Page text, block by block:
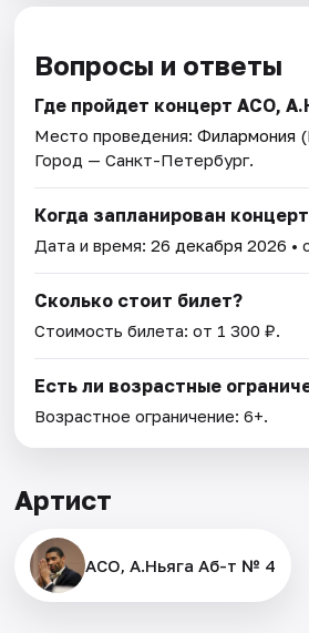
Вопросы и ответы
Где пройдет концерт АСО,
Место проведения:Филармония
Город — Санкт-Петербург.
Когда запланирован
Дата и время:26 декабря 2026 •
Сколько стоит билет?
Стоимость билета: от 1 300 ₽.
Есть ли возрастные
Возрастное ограничение: 6+.
Артист
АСО, А.Ньяга Аб-т № 4